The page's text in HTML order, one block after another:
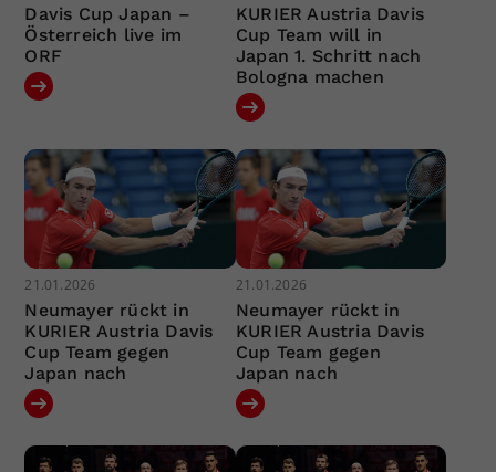
Davis Cup Japan –
Österreich live im
ORF
KURIER Austria Davis
Cup Team will in
Japan 1. Schritt nach
Bologna machen
21.01.2026
Neumayer rückt in
KURIER Austria Davis
Cup Team gegen
Japan nach
21.01.2026
Neumayer rückt in
KURIER Austria Davis
Cup Team gegen
Japan nach